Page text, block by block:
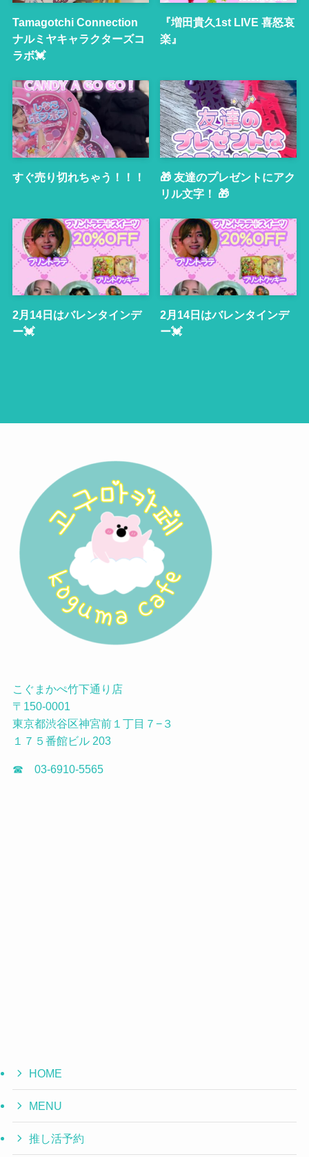
Tamagotchi Connection
ナルミヤキャラクターズコ
ラボ💓
『増田貴久1st LIVE 喜怒哀
楽』
すぐ売り切れちゃう！！！
🎁 友達のプレゼントにアク
リル文字！ 🎁
2月14日はバレンタインデ
ー💓
2月14日はバレンタインデ
ー💓
こぐまかぺ竹下通り店
〒150-0001
東京都渋谷区神宮前１丁目７−３
１７５番館ビル 203
☎ 03-6910-5565
HOME
MENU
推し活予約